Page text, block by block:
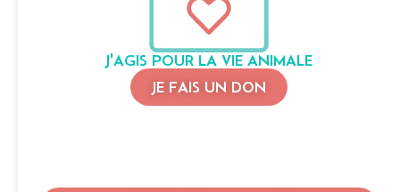
J'AGIS POUR LA VIE ANIMALE
JE FAIS UN DON